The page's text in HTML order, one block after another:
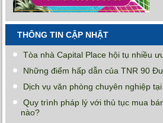
THÔNG TIN CẬP NHẬT
Tòa nhà Capital Place hội tụ nhiều
Những điểm hấp dẫn của TNR 90
Dịch vụ văn phòng chuyên nghiệp
Quy trình pháp lý với thủ tục mua
nào?